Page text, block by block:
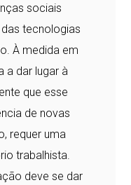
sociais
tecnologias
À medida em
a dar lugar à
que esse
de novas
requer uma
trabalhista.
deve se dar